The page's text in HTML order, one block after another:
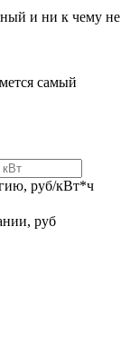
и ни к чему не
самый
руб/кВт*ч
руб